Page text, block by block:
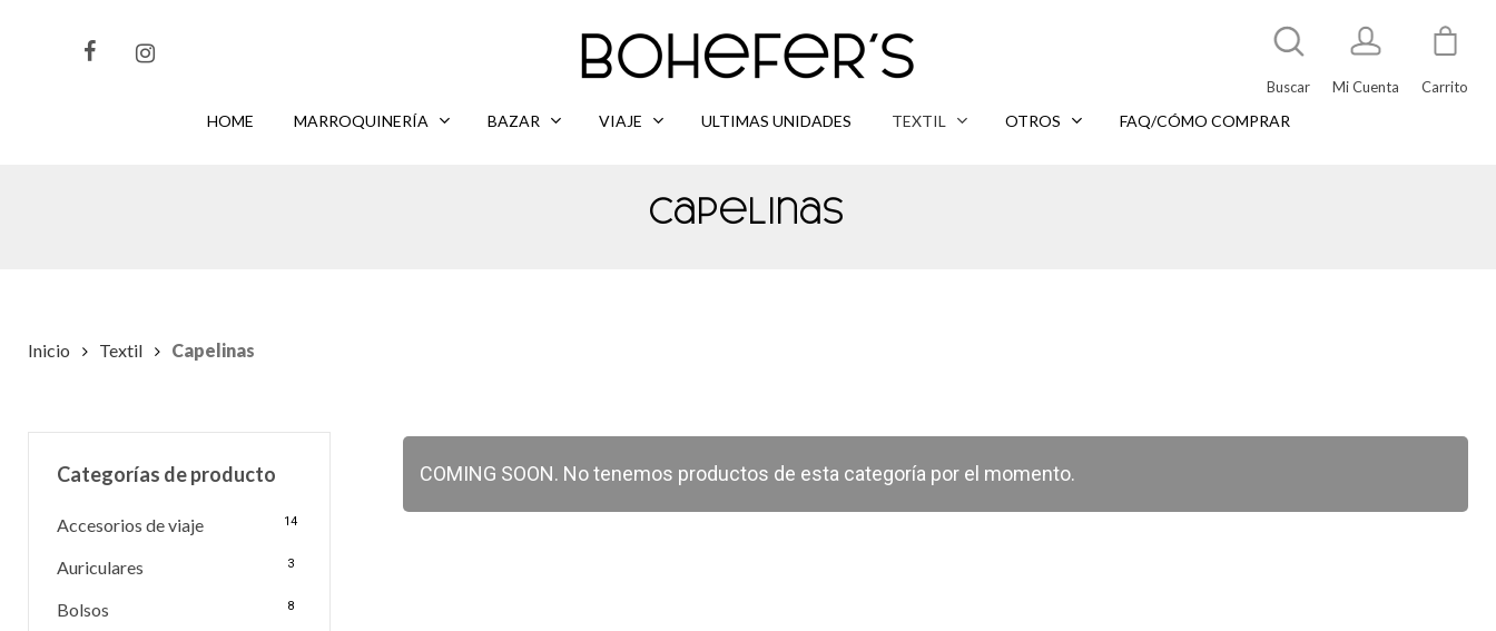
Buscar Mi Cuenta Carrito
HOME MARROQUINERÍA BAZAR VIAJE ULTIMAS UNIDADES TEXTIL OTROS FAQ/CÓMO COMPRAR
Capelinas
Inicio Textil Capelinas
Categorías de producto
Accesorios de viaje 14
Auriculares 3
Bolsos 8
COMING SOON. No tenemos productos de esta categoría por el momento.